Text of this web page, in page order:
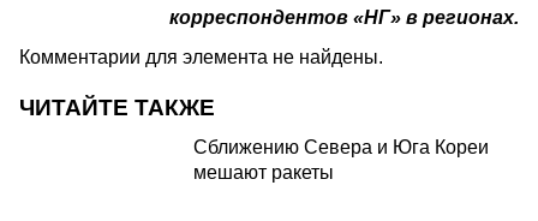
корреспондентов «НГ» в регионах.
Комментарии для элемента не найдены.
ЧИТАЙТЕ ТАКЖЕ
Сближению Севера и Юга Кореи
мешают ракеты